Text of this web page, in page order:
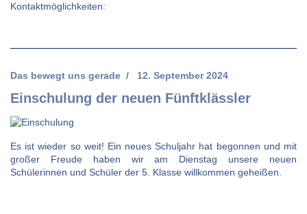
Kontaktmöglichkeiten:
Einschulung der neuen Fünftklässler
Das bewegt uns gerade 12. September 2024
Es ist wieder so weit! Ein neues Schuljahr hat begonnen und mit
großer Freude haben wir am Dienstag unsere neuen
Schülerinnen und Schüler der 5. Klasse willkommen geheißen.